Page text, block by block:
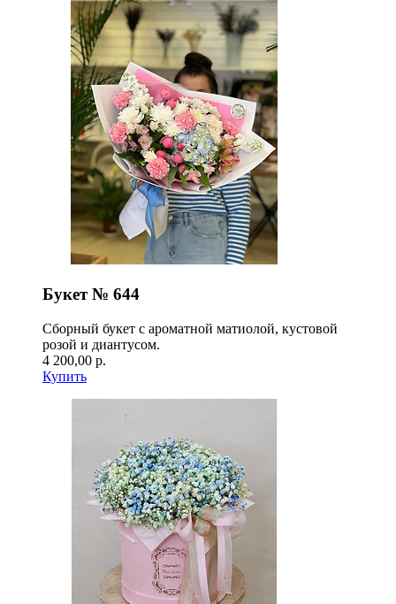
Букет № 644
Сборный букет с ароматной матиолой, кустовой
розой и диантусом.
4 200,00 р.
Купить